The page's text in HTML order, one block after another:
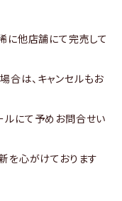
に他店舗にて完売して
合は、キャンセルもお
ルにて予めお問合せい
を心がけております